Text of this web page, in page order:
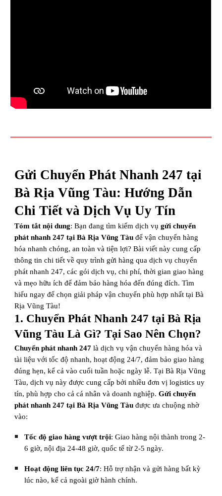
Gửi Chuyển Phát Nhanh 247 tại
Bà Rịa Vũng Tàu: Hướng Dẫn
Chi Tiết và Dịch Vụ Uy Tín
Tóm tắt nội dung: Bạn đang tìm kiếm dịch vụgửi chuyển
phát nhanh 247 tại Bà Rịa Vũng Tàu để vận chuyển hàng
hóa nhanh chóng, an toàn và tiện lợi? Bài viết này cung cấp
thông tin chi tiết về quy trình gửi hàng qua dịch vụ chuyển
phát nhanh 247, các gói dịch vụ, chi phí, thời gian giao hàng
và mẹo hữu ích để đảm bảo hàng hóa đến đúng đích. Tìm
hiểu ngay để chọn giải pháp vận chuyển phù hợp nhất tại Bà
Rịa Vũng Tàu!
1. Chuyển Phát Nhanh 247 tại Bà Rịa
Vũng Tàu Là Gì? Tại Sao Nên Chọn?
Chuyển phát nhanh 247 là dịch vụ vận chuyển hàng hóa và
tài liệu với tốc độ nhanh, hoạt động 24/7, đảm bảo giao hàng
đúng hẹn, kể cả vào cuối tuần hoặc ngày lễ. Tại Bà Rịa Vũng
Tàu, dịch vụ này được cung cấp bởi nhiều đơn vị logistics uy
tín, phù hợp cho cả cá nhân và doanh nghiệp.Gửi chuyển
phát nhanh 247 tại Bà Rịa Vũng Tàu được ưa chuộng nhờ
vào:
Tốc độ giao hàng vượt trội: Giao hàng nội thành trong 2-
6 giờ, nội địa 24-48 giờ, quốc tế từ 2-5 ngày.
Hoạt động liên tục 24/7: Hỗ trợ nhận và gửi hàng bất kỳ
lúc nào, kể cả ngoài giờ hành chính.